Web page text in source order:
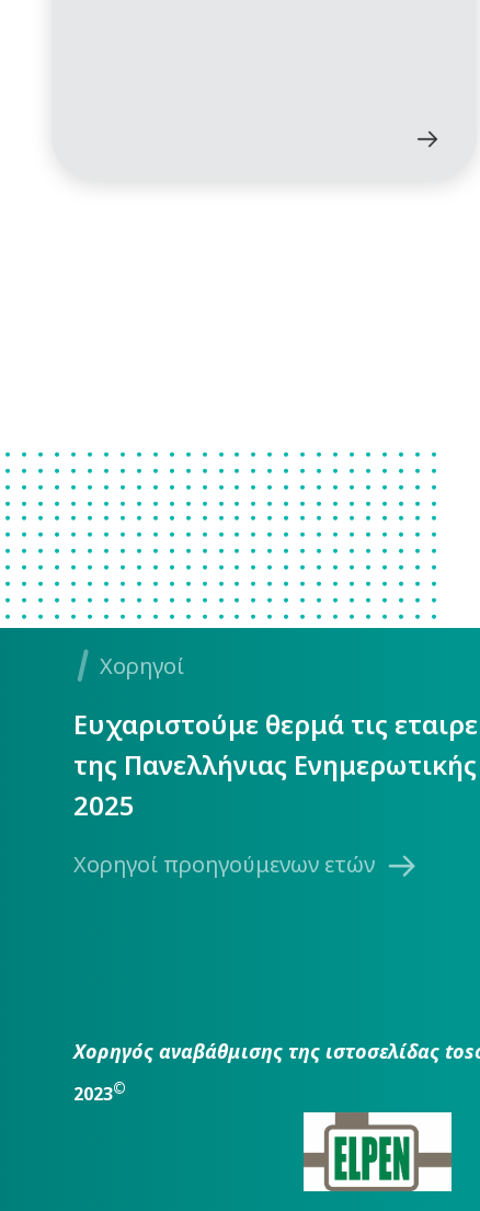
Χορηγοί
Ευχαριστούμε θερμά τις
της Πανελλήνιας
2025
Χορηγοί προηγούμενων ετών
Χορηγός αναβάθμισης της ιστοσελίδας
2023©